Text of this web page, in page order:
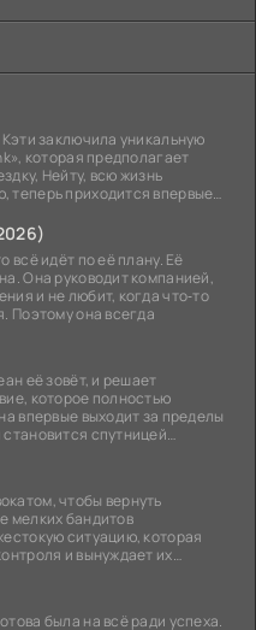
заключила уникальную
которая предполагает
Нейту, всю жизнь
теперь приходится впервые
всё идёт по её плану. Её
Она руководит компанией,
и не любит, когда что‑то
Поэтому она всегда
её зовёт, и решает
которое полностью
впервые выходит за пределы
спутницей
чтобы вернуть
мелких бандитов
ситуацию, которая
и вынуждает их
была на всё ради успеха.